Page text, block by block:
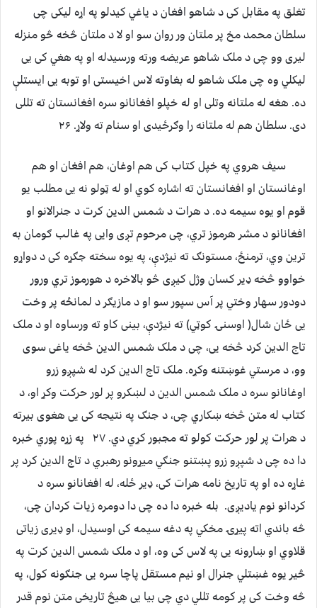
تغلق په مقابل کی د شاهو افغان د یاغي کیدلو په اړه لیکی چی
سلطان محمد مخ پر ملتان ور روان سو او لا د ملتان څخه څو منزله
لیری وو چی د ملک شاهو عریضه ورته ورسیدله او په هغي کی یی
لیکلي وه چی ملک شاهو له بغاوته لاس اخیستی او توبه یی ایستلې
ده. هغه له ملتانه وتلی او له خپلو افغانانو سره افغانستان ته تللی
دی. سلطان هم له ملتانه را وګرځیدی او سنام ته ولاړ. ۲۶
سیف هروي په خپل کتاب کی هم اوغان، هم افغان او هم
اوغانستان او افغانستان ته اشاره کوي او له ټولو نه یی مطلب یو
قوم او یوه سیمه ده. د هرات د شمس الدین کرت د جنرالانو او
افغانانو د مشر هرموز تري، چی مرحوم تږی وایی په غالب ګومان به
ترین وي، ترمنځ، مستونګ ته نیژدې، په یوه سخته جګړه کی د دواړو
خواوو څخه ډیر کسان وژل کیږی څو بالاخره د هورموز تري ورور
دودور سهار وختي پر آس سپور سو او د مازیګر د لمانځه پر وخت
یی ځان شال( اوسنۍ کوټي) ته نیژدې، بینی کاو ته ورساوه او د ملک
تاج الدین کرد څخه یی، چی د ملک شمس الدین څخه یاغی سوی
وو، د مرستي غوښتنه وکړه. ملک تاج الدین کرد له شپږو زرو
اوغانانو سره د ملک شمس الدین د لښکرو پر لور حرکت وکړ او، د
کتاب له متن څخه ښکاري چی، د جنګ په نتیجه کی یی هغوی بیرته
د هرات پر لور حرکت کولو ته مجبور کړي دي. ۲۷ په زړه پوري خبره
دا ده چی د شپږو زرو پښتنو جنګي میړونو رهبري د تاج الدین کرد پر
غاړه ده او په تاریخ نامه هرات کی، ډیر ځله، له افغانانو سره د
کردانو نوم یادیږی. بله خبره دا ده چی دا دومره زیات کردان چی،
څه باندي اته پیړۍ مخکي په دغه سیمه کی اوسیدل، او ډیری زیاتی
قلاوي او ښارونه یی په لاس کی وه، او د ملک شمس الدین کرت په
څیر یوه غښتلي جنرال او نیم مستقل پاچا سره یی جنګونه کول، په
څه وخت کی پر کومه تللي دي چی بیا یی هیڅ تاریخی متن نوم قدر